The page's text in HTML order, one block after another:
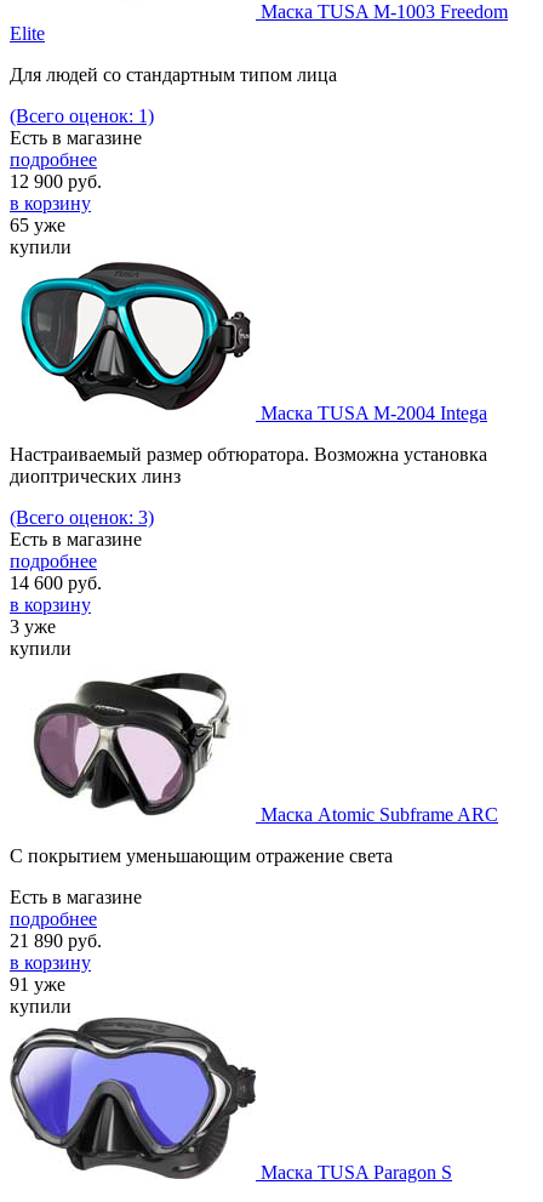
Маска TUSA M-1003 Freedom
Elite
Для людей со стандартным типом лица
(Всего оценок: 1)
Есть в магазине
подробнее
12 900 руб.
в корзину
65 уже
купили
Маска TUSA M-2004 Intega
Настраиваемый размер обтюратора. Возможна установка
диоптрических линз
(Всего оценок: 3)
Есть в магазине
подробнее
14 600 руб.
в корзину
3 уже
купили
Маска Atomic Subframe ARC
С покрытием уменьшающим отражение света
Есть в магазине
подробнее
21 890 руб.
в корзину
91 уже
купили
Маска TUSA Paragon S